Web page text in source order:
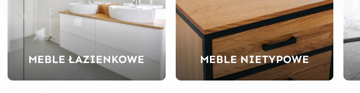
MEBLE ŁAZIENKOWE MEBLE NIETYPOWE